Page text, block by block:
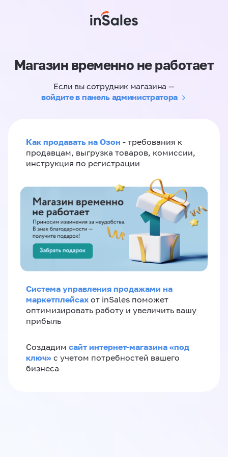
Магазин временно не работает
Если вы сотрудник магазина —
войдите в панель администратора
Как продавать на Озон - требования к
продавцам, выгрузка товаров, комиссии,
инструкция по регистрации
Система управления продажами на
маркетплейсах от inSales поможет
оптимизировать работу и увеличить вашу
прибыль
Создадим сайт интернет-магазина «под
ключ» с учетом потребностей вашего
бизнеса